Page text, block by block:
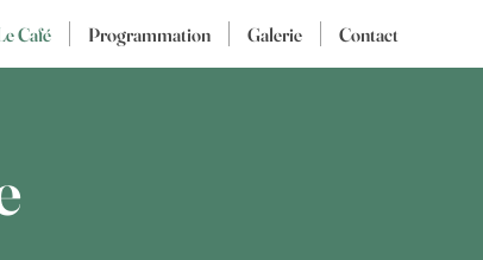
Café Programmation Galerie Contact